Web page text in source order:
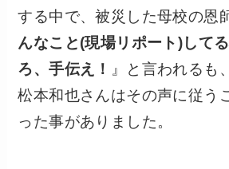
する中で、被災した母校の恩
んなこと(現場リポート)して
ろ、手伝え！ 』と言われるも
松本和也さんはその声に従う
った事がありました。